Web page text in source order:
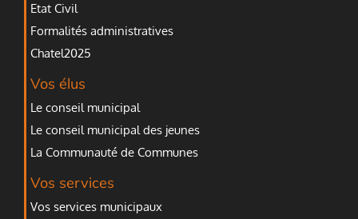
Etat Civil
Formalités administratives
Chatel2025
Vos élus
Le conseil municipal
Le conseil municipal des jeunes
La Communauté de Communes
Vos services
Vos services municipaux